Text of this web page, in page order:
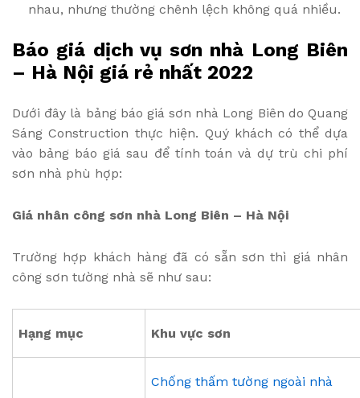
nhau, nhưng thường chênh lệch không quá nhiều.
Báo giá dịch vụ sơn nhà Long Biên
– Hà Nội giá rẻ nhất 2022
Dưới đây là bảng báo giá sơn nhà Long Biên do Quang
Sáng Construction thực hiện. Quý khách có thể dựa
vào bảng báo giá sau để tính toán và dự trù chi phí
sơn nhà phù hợp:
Giá nhân công sơn nhà Long Biên – Hà Nội
Trường hợp khách hàng đã có sẵn sơn thì giá nhân
công sơn tường nhà sẽ như sau:
Hạng mục Khu vực sơn
Chống thấm tường ngoài nhà